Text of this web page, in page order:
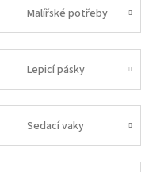
Malířské potřeby
Lepicí pásky
Sedací vaky